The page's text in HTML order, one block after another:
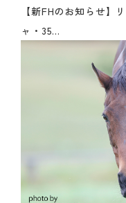
【新FHのお知らせ】
ャ・35...